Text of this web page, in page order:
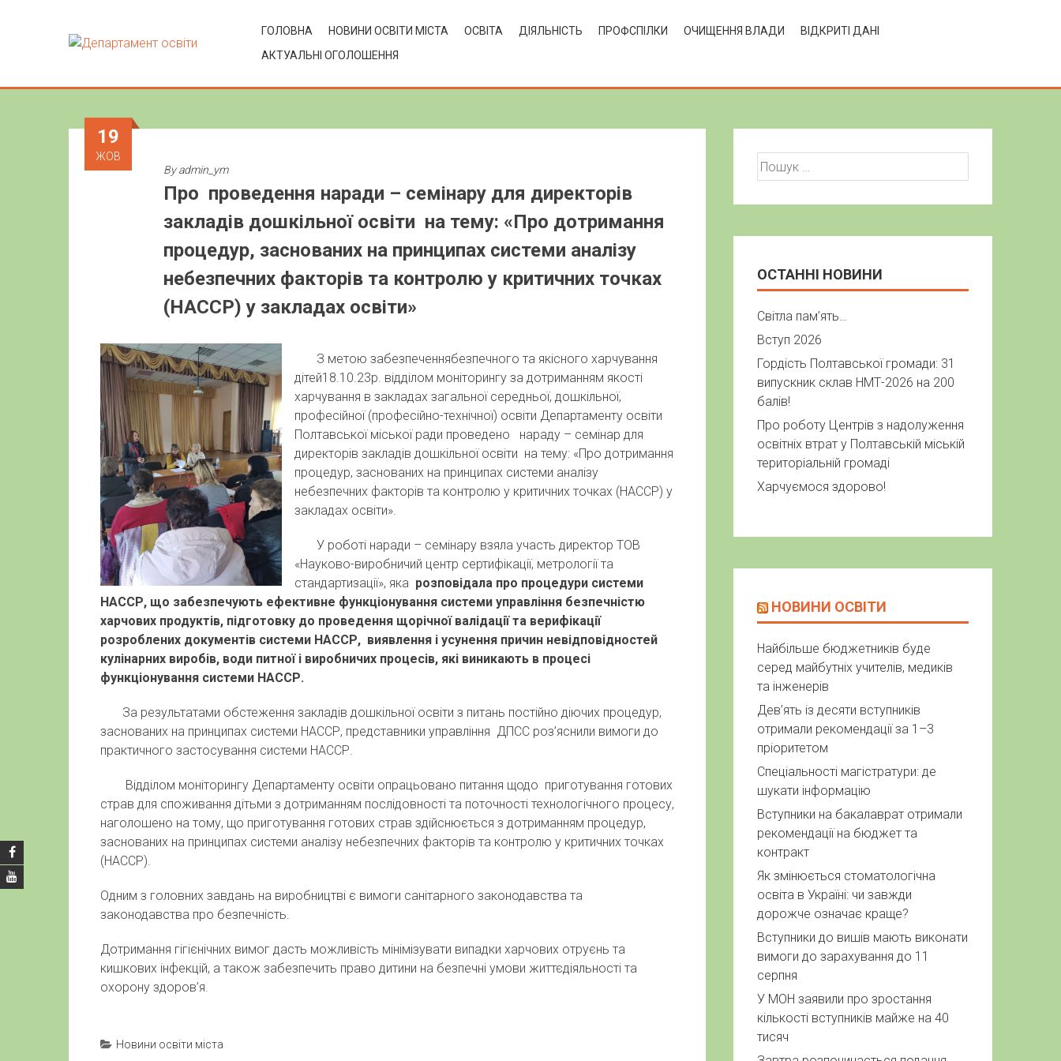
ГОЛОВНА НОВИНИ ОСВІТИ МІСТА ОСВІТА ДІЯЛЬНІСТЬ ПРОФСПІЛКИ ОЧИЩЕННЯ ВЛАДИ
ВІДКРИТІ ДАНІ
АКТУАЛЬНІ ОГОЛОШЕННЯ
19
ЖОВ
Byadmin_ym
Про проведення наради – семінару для директорів
закладів дошкільної освіти на тему: «Про дотримання
процедур, заснованих на принципах системи аналізу
небезпечних факторів та контролю у критичних точках
(НАССР) у закладах освіти»
З метою забезпеченнябезпечного та якісного харчування
дітей18.10.23р. відділом моніторингу за дотриманням якості
харчування в закладах загальної середньої, дошкільної,
професійної (професійно-технічної) освіти Департаменту освіти
Полтавської міської ради проведено нараду – семінар для
директорів закладів дошкільної освіти на тему: «Про дотримання
процедур, заснованих на принципах системи аналізу
небезпечних факторів та контролю у критичних точках (НАССР) у
закладах освіти».
У роботі наради – семінару взяла участь директор ТОВ
«Науково-виробничий центр сертифікації, метрології та
стандартизації», яка розповідала про процедури системи
НАССР, що забезпечують ефективне функціонування системи управління безпечністю
харчових продуктів, підготовку до проведення щорічної валідації та верифікації
розроблених документів системи НАССР, виявлення і усунення причин невідповідностей
кулінарних виробів, води питної і виробничих процесів, які виникають в процесі
функціонування системи НАССР.
За результатами обстеження закладів дошкільної освіти з питань постійно діючих процедур,
заснованих на принципах системи НАССР, представники управління ДПСС роз’яснили вимоги до
практичного застосування системи НАССР.
Відділом моніторингу Департаменту освіти опрацьовано питання щодо приготування готових
страв для споживання дітьми з дотриманням послідовності та поточності технологічного процесу,
наголошено на тому, що приготування готових страв здійснюється з дотриманням процедур,
заснованих на принципах системи аналізу небезпечних факторів та контролю у критичних точках
(НАССР).
Одним з головних завдань на виробництві є вимоги санітарного законодавства та
законодавства про безпечність.
Дотримання гігієнічних вимог дасть можливість мінімізувати випадки харчових отруєнь та
кишкових інфекцій, а також забезпечить право дитини на безпечні умови життєдіяльності та
охорону здоров’я.
Новини освіти міста
Пошук:
ОСТАННІ НОВИНИ
Світла пам’ять…
Вступ 2026
Гордість Полтавської громади: 31
випускник склав НМТ-2026 на 200
балів!
Про роботу Центрів з надолуження
освітніх втрат у Полтавській міській
територіальній громаді
Харчуємося здорово!
НОВИНИ ОСВІТИ
Найбільше бюджетників буде
серед майбутніх учителів, медиків
та інженерів
Дев’ять із десяти вступників
отримали рекомендації за 1–3
пріоритетом
Спеціальності магістратури: де
шукати інформацію
Вступники на бакалаврат отримали
рекомендації на бюджет та
контракт
Як змінюється стоматологічна
освіта в Україні: чи завжди
дорожче означає краще?
Вступники до вишів мають виконати
вимоги до зарахування до 11
серпня
У МОН заявили про зростання
кількості вступників майже на 40
тисяч